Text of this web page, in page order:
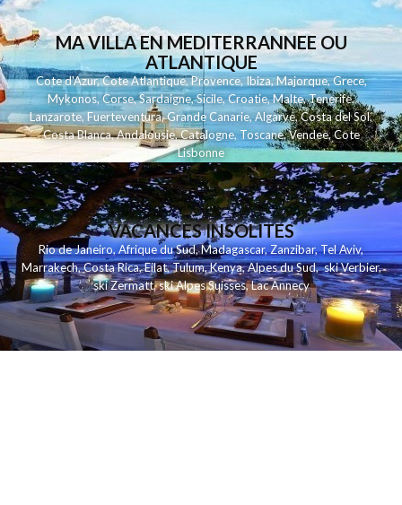
MA VILLA EN MEDITERRANNEE OU
ATLANTIQUE
Cote d'Azur,Cote Atlantique,Provence,Ibiza,Majorque,Grece,
Mykonos,Corse,Sardaigne,Sicile,Croatie,Malte,Tenerife,
Lanzarote,Fuerteventura,Grande Canarie,Algarve,Costa del Sol,
Costa Blanca,Andalousie,Catalogne,Toscane,Vendee,Cote
Lisbonne
VACANCES INSOLITES
Rio de Janeiro,Afrique du Sud,Madagascar,Zanzibar,Tel Aviv,
Marrakech,Costa Rica,Eilat,Tulum,Kenya,Alpes du Sud,ski Verbier,
ski Zermatt,ski Alpes Suisses,Lac Annecy